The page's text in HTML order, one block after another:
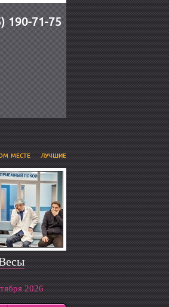
190-71-75
МЕСТЕ ЛУЧШИЕ
2026